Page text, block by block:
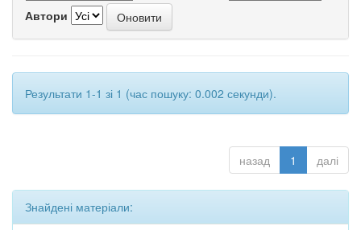
Автори
Результати 1-1 зі 1 (час пошуку: 0.002 секунди).
назад 1 далі
Знайдені матеріали: